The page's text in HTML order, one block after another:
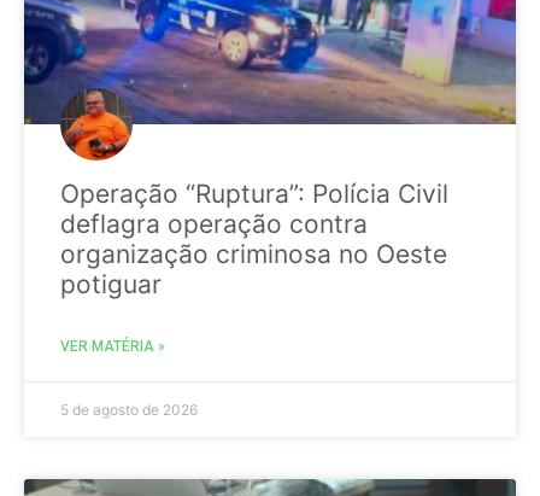
Operação “Ruptura”: Polícia Civil
deflagra operação contra
organização criminosa no Oeste
potiguar
VER MATÉRIA »
5 de agosto de 2026